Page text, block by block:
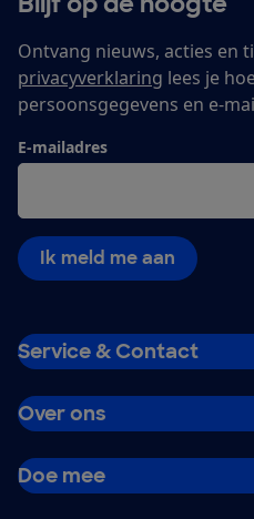
Ontvang nieuws, acties en
privacyverklaring lees je
persoonsgegevens en e-
E-mailadres
Ik meld me aan
Service & Contact
Over ons
Doe mee